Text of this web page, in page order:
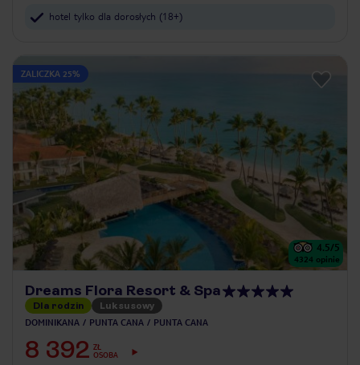
hotel tylko dla dorosłych (18+)
ZALICZKA 25%
4.5/5
4324 opinie
Dreams Flora Resort & Spa
Dla rodzin Luksusowy
DOMINIKANA PUNTA CANA PUNTA CANA
8 392 ZŁ
OSOBA